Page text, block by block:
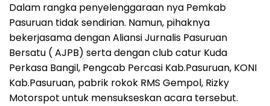
Dalam rangka penyelenggaraan nya Pemkab
Pasuruan tidak sendirian. Namun, pihaknya
bekerjasama dengan Aliansi Jurnalis Pasuruan
Bersatu ( AJPB) serta dengan club catur Kuda
Perkasa Bangil, Pengcab Percasi Kab.Pasuruan, KONI
Kab.Pasuruan, pabrik rokok RMS Gempol, Rizky
Motorspot untuk mensukseskan acara tersebut.